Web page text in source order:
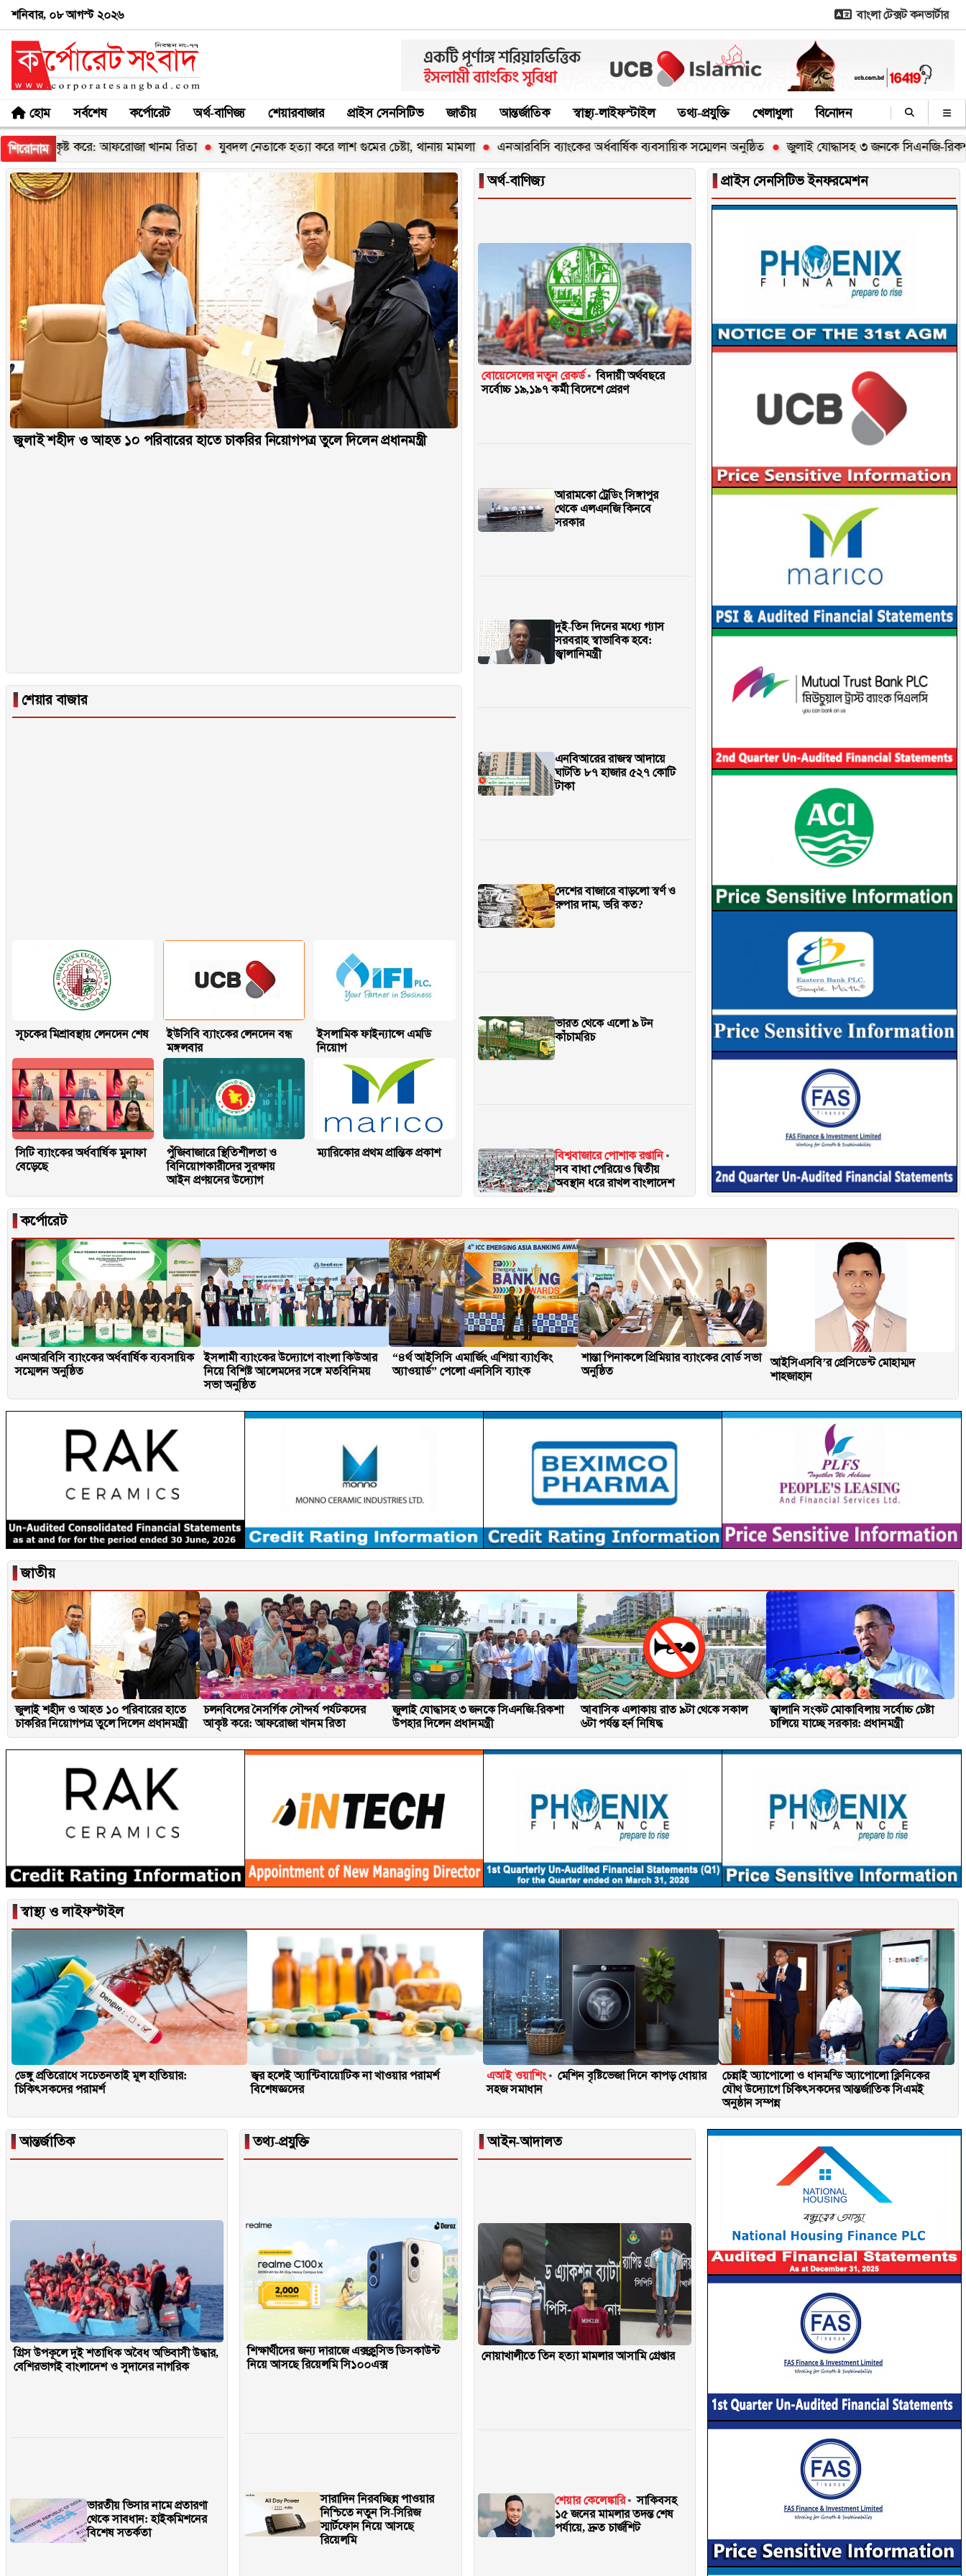
শনিবার, ০৮ আগস্ট ২০২৬ বাংলা টেক্সট কনভার্টার
হোম সর্বশেষ কর্পোরেট অর্থ-বাণিজ্য শেয়ারবাজার প্রাইস সেনসিটিভ জাতীয় আন্তর্জাতিক স্বাস্থ্য-লাইফস্টাইল তথ্য-প্রযুক্তি খেলাধুলা বিনোদন
শিরোনামখানম রিতা যুবদল নেতাকে হত্যা করে লাশ গুমের চেষ্টা, থানায় মামলা এনআরবিসি ব্যাংকের অর্ধবার্ষিক ব্যবসায়িক সম্মেলন অনুষ্ঠিত জুলাই যোদ্ধাসহ ৩ জনকে সিএনজি-রিকশা উপহার দিলেন
জুলাই শহীদ ও আহত ১০ পরিবারের হাতে চাকরির নিয়োগপত্র তুলে দিলেন প্রধানমন্ত্রী
▐অর্থ-বাণিজ্য
বোয়েসেলের নতুন রেকর্ড
বিদায়ী অর্থবছরে
সর্বোচ্চ ১৯,১৯৭ কর্মী বিদেশে প্রেরণ
আরামকো ট্রেডিং সিঙ্গাপুর
থেকে এলএনজি কিনবে
সরকার
দুই-তিন দিনের মধ্যে গ্যাস
সরবরাহ স্বাভাবিক হবে:
জ্বালানিমন্ত্রী
এনবিআরের রাজস্ব আদায়ে
ঘাটতি ৮৭ হাজার ৫২৭ কোটি
টাকা
দেশের বাজারে বাড়লো স্বর্ণ ও
রুপার দাম, ভরি কত?
ভারত থেকে এলো ৯ টন
কাঁচামরিচ
বিশ্ববাজারে পোশাক রপ্তানি
সব বাধা পেরিয়েও দ্বিতীয়
অবস্থান ধরে রাখল বাংলাদেশ
▐প্রাইস সেনসিটিভ ইনফরমেশন
▐ শেয়ার বাজার
সূচকের মিশ্রাবস্থায় লেনদেন শেষ
ইউসিবি ব্যাংকের লেনদেন বন্ধ
মঙ্গলবার
ইসলামিক ফাইন্যান্সে এমডি
নিয়োগ
সিটি ব্যাংকের অর্ধবার্ষিক মুনাফা
বেড়েছে
পুঁজিবাজারে স্থিতিশীলতা ও
বিনিয়োগকারীদের সুরক্ষায়
আইন প্রণয়নের উদ্যোগ
ম্যারিকোর প্রথম প্রান্তিক প্রকাশ
▐কর্পোরেট
এনআরবিসি ব্যাংকের অর্ধবার্ষিক ব্যবসায়িক
সম্মেলন অনুষ্ঠিত
ইসলামী ব্যাংকের উদ্যোগে বাংলা কিউআর
নিয়ে বিশিষ্ট আলেমদের সঙ্গে মতবিনিময়
সভা অনুষ্ঠিত
“৪র্থ আইসিসি এমার্জিং এশিয়া ব্যাংকিং
অ্যাওয়ার্ড” পেলো এনসিসি ব্যাংক
শান্তা পিনাকলে প্রিমিয়ার ব্যাংকের বোর্ড সভা
অনুষ্ঠিত
আইসিএসবি’র প্রেসিডেন্ট মোহাম্মদ
শাহজাহান
▐জাতীয়
জুলাই শহীদ ও আহত ১০ পরিবারের হাতে
চাকরির নিয়োগপত্র তুলে দিলেন প্রধানমন্ত্রী
চলনবিলের নৈসর্গিক সৌন্দর্য পর্যটকদের
আকৃষ্ট করে: আফরোজা খানম রিতা
জুলাই যোদ্ধাসহ ৩ জনকে সিএনজি-রিকশা
উপহার দিলেন প্রধানমন্ত্রী
আবাসিক এলাকায় রাত ৯টা থেকে সকাল
৬টা পর্যন্ত হর্ন নিষিদ্ধ
জ্বালানি সংকট মোকাবিলায় সর্বোচ্চ চেষ্টা
চালিয়ে যাচ্ছে সরকার: প্রধানমন্ত্রী
▐স্বাস্থ্য ও লাইফস্টাইল
ডেঙ্গু প্রতিরোধে সচেতনতাই মূল হাতিয়ার:
চিকিৎসকদের পরামর্শ
জ্বর হলেই অ্যান্টিবায়োটিক না খাওয়ার পরামর্শ
বিশেষজ্ঞদের
এআই ওয়াশিং
মেশিন বৃষ্টিভেজা দিনে কাপড় ধোয়ার
সহজ সমাধান
চেন্নাই অ্যাপোলো ও ধানমন্ডি অ্যাপোলো ক্লিনিকের
যৌথ উদ্যোগে চিকিৎসকদের আন্তর্জাতিক সিএমই
অনুষ্ঠান সম্পন্ন
▐আন্তর্জাতিক
গ্রিস উপকূলে দুই শতাধিক অবৈধ অভিবাসী উদ্ধার,
বেশিরভাগই বাংলাদেশ ও সুদানের নাগরিক
ভারতীয় ভিসার নামে প্রতারণা
থেকে সাবধান: হাইকমিশনের
বিশেষ সতর্কতা
▐তথ্য-প্রযুক্তি
শিক্ষার্থীদের জন্য দারাজে এক্সক্লুসিভ ডিসকাউন্ট
নিয়ে আসছে রিয়েলমি সি১০০এক্স
সারাদিন নিরবচ্ছিন্ন পাওয়ার
নিশ্চিতে নতুন সি-সিরিজ
স্মার্টফোন নিয়ে আসছে
রিয়েলমি
▐আইন-আদালত
নোয়াখালীতে তিন হত্যা মামলার আসামি গ্রেপ্তার
শেয়ার কেলেঙ্কারি
সাকিবসহ
১৫ জনের মামলার তদন্ত শেষ
পর্যায়ে, দ্রুত চার্জশিট